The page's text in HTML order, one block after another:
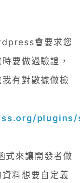
會要求您
要做過驗證，
有對數據做檢
來讓開發者做
料想要自定義